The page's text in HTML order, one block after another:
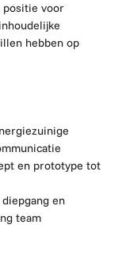
voor
hebben op
en prototype tot
en
team